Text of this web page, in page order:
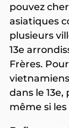
pouvez
asiatiques
plusieurs
13e
Frères.
dans le
même si